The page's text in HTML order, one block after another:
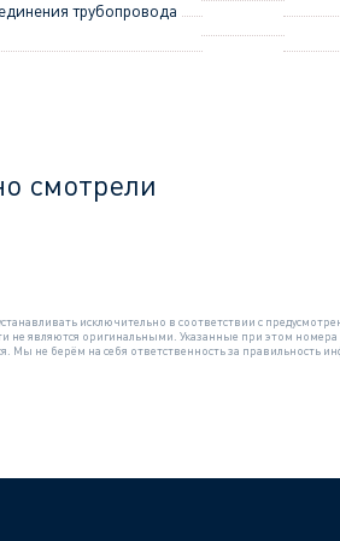
трубопровода
смотрели
устанавливать исключительно в соответствии с
не являются оригинальными. Указанные при этом
Мы не берём на себя ответственность за